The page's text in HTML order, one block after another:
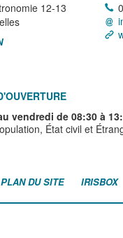
12-13
vendredi de 08:30 à
État civil et
PLAN DU SITE IRISBOX